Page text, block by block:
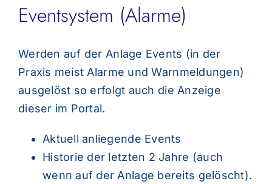
Eventsystem (Alarme)
Werden auf der Anlage Events (in der
Praxis meist Alarme und Warnmeldungen)
ausgelöst so erfolgt auch die Anzeige
dieser im Portal.
Aktuell anliegende Events
Historie der letzten 2 Jahre (auch
wenn auf der Anlage bereits gelöscht).